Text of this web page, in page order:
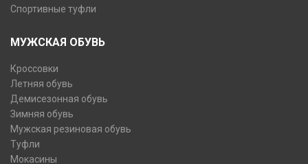
Спортивные туфли
МУЖСКАЯ ОБУВЬ
Кроссовки
Летняя обувь
Демисезонная обувь
Зимняя обувь
Мужская резиновая обувь
Туфли
Мокасины